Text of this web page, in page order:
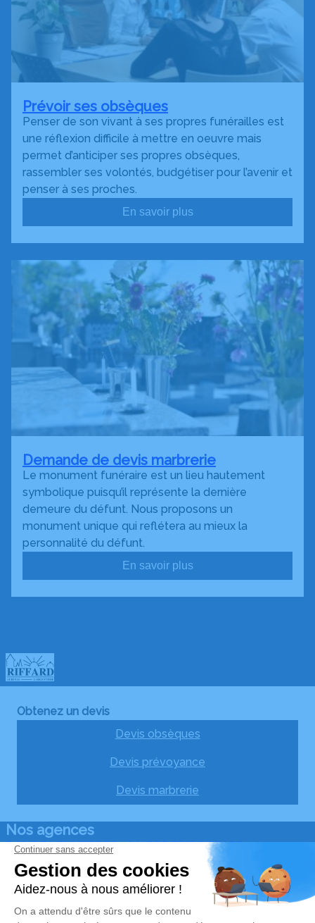
Prévoir ses obsèques
Penser de son vivant à ses propres funérailles est
une réflexion difficile à mettre en oeuvre mais
permet d’anticiper ses propres obsèques,
rassembler ses volontés, budgétiser pour l’avenir et
penser à ses proches.
En savoir plus
Demande de devis marbrerie
Le monument funéraire est un lieu hautement
symbolique puisqu’il représente la dernière
demeure du défunt. Nous proposons un
monument unique qui reflétera au mieux la
personnalité du défunt.
En savoir plus
Obtenez un devis
Devis obsèques
Devis prévoyance
Devis marbrerie
Nos agences
POMPES FUNEBRES – MARBRERIE RIFFARD –
AUBENAS
04 75 35 85 60
67 Avenue de Bellande – 07200 – Aubenas